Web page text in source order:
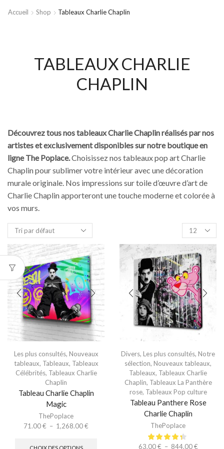
Accueil Shop Tableaux Charlie Chaplin
TABLEAUX CHARLIE
CHAPLIN
Découvrez tous nos tableaux Charlie Chaplin réalisés par nos
artistes et exclusivement disponibles sur notre boutique en
ligne The Poplace.Choisissez nos tableaux pop art Charlie
Chaplin pour sublimer votre intérieur avec une décoration
murale originale. Nos impressions sur toile d’œuvre d’art de
Charlie Chaplin apporteront une touche moderne et colorée à
vos murs.
Les plus consultés, Nouveaux
tableaux, Tableaux, Tableaux
Célébrités, Tableaux Charlie
Chaplin
Tableau Charlie Chaplin
Magic
ThePoplace
71.00€ – 1,268.00€
Divers, Les plus consultés, Notre
sélection, Nouveaux tableaux,
Tableaux, Tableaux Charlie
Chaplin, Tableaux La Panthère
rose, Tableaux Pop culture
Tableau Panthere Rose
Charlie Chaplin
ThePoplace
63.00€ – 844.00€